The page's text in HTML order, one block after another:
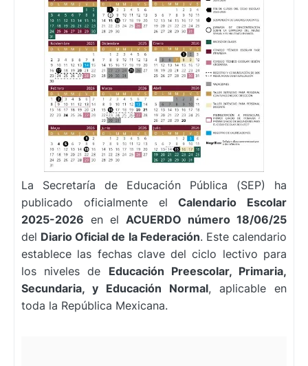
La Secretaría de Educación Pública (SEP) ha
publicado oficialmente elCalendario Escolar
2025-2026 en el ACUERDO número 18/06/25
del Diario Oficial de la Federación. Este calendario
establece las fechas clave del ciclo lectivo para
los niveles de Educación Preescolar, Primaria,
Secundaria, y Educación Normal, aplicable en
toda la República Mexicana.